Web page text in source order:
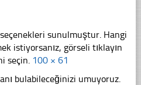
sunulmuştur. Hangi
istiyorsanız, görseli tıklayın
seçin. 100 × 61
bulabileceğinizi umuyoruz.